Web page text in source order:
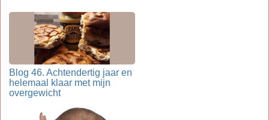
Blog 46. Achtendertig jaar en
helemaal klaar met mijn
overgewicht